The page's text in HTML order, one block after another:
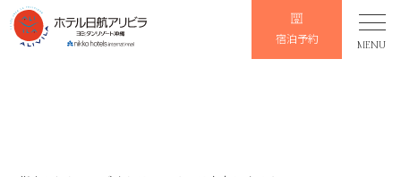
宿泊予約 MENU